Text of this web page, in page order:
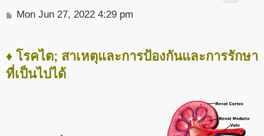
P
t
Mon Jun 27, 2022 4:29 pm
♦ โรคไต; สาเหตุและการป้องกันและการรักษา
ที่เป็นไปได้